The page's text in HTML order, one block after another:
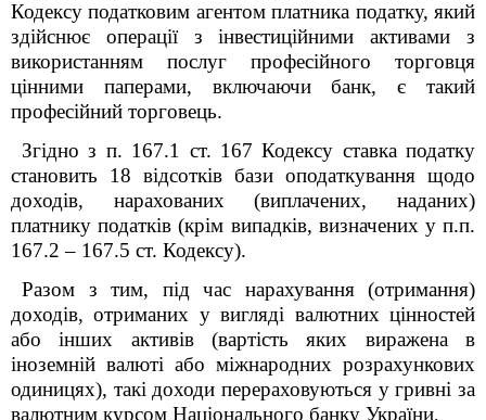
Кодексуподатковим агентом платника податку, який
здійснює операції з інвестиційними активами з
використанням послуг професійного торговця
цінними паперами, включаючи банк, є такий
професійний торговець.
Згідно з п. 167.1 ст. 167 Кодексу ставка податку
становить 18 відсотків бази оподаткування щодо
доходів, нарахованих (виплачених, наданих)
платнику податків (крім випадків, визначених у п.п.
167.2 – 167.5 ст. Кодексу).
Разом з тим, під час нарахування (отримання)
доходів, отриманих у вигляді валютних цінностей
або інших активів (вартість яких виражена в
іноземній валюті або міжнародних розрахункових
одиницях), такі доходи перераховуються у гривні за
валютним курсом Національного банку України,